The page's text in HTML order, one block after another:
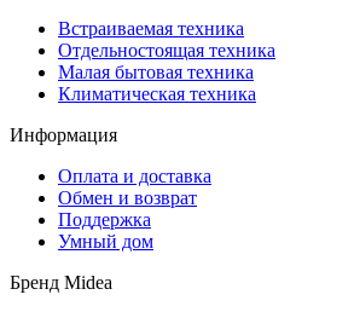
Встраиваемая техника
Отдельностоящая техника
Малая бытовая техника
Климатическая техника
Информация
Оплата и доставка
Обмен и возврат
Поддержка
Умный дом
Бренд Midea